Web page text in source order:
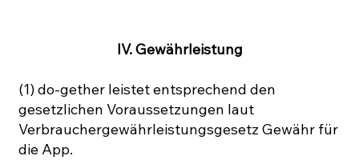
IV. Gewährleistung
(1) do-gether leistet entsprechend den
gesetzlichen Voraussetzungen laut
Verbrauchergewährleistungsgesetz Gewähr für
die App.